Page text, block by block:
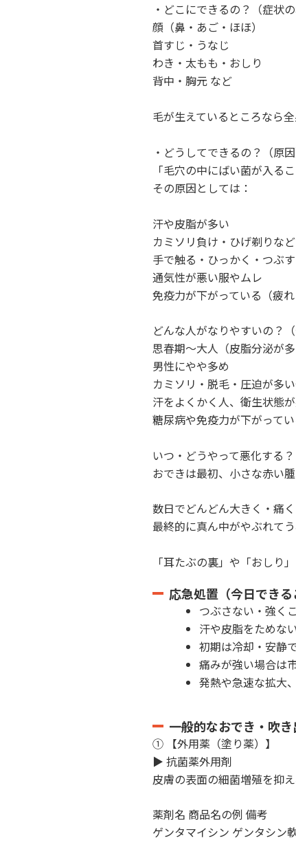
・どこにできるの？（症状の
顔（鼻・あご・ほほ）
首すじ・うなじ
わき・太もも・おしり
背中・胸元 など
毛が生えているところなら
・どうしてできるの？（原因
「毛穴の中にばい菌が入る
その原因としては：
汗や皮脂が多い
カミソリ負け・ひげ剃りな
手で触る・ひっかく・つぶす
通気性が悪い服やムレ
免疫力が下がっている（疲
どんな人がなりやすいの？
思春期〜大人（皮脂分泌が多
男性にやや多め
カミソリ・脱毛・圧迫が多
汗をよくかく人、衛生状態
糖尿病や免疫力が下がって
いつ・どうやって悪化する？
おできは最初、小さな赤い
数日でどんどん大きく・痛く
最終的に真ん中がやぶれて
「耳たぶの裏」や「おしり
応急処置（今日できる
つぶさない・強く
汗や皮脂をためな
初期は冷却・安静
痛みが強い場合は
発熱や急速な拡大
一般的なおでき・吹
① 【外用薬（塗り薬）】
▶ 抗菌薬外用剤
皮膚の表面の細菌増殖を抑
薬剤名 商品名の例 備考
ゲンタマイシン ゲンタシン